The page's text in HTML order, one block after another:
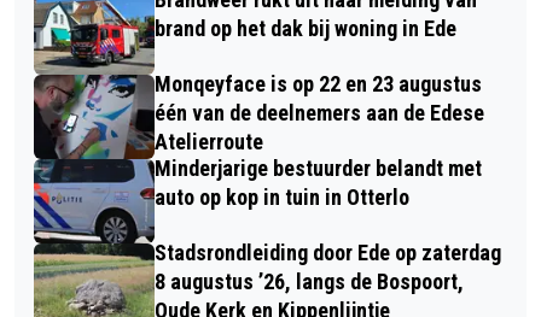
KINDERMIDDAGEN!
brand op het dak bij woning in Ede
Monqeyface is op 22 en 23 augustus
één van de deelnemers aan de Edese
Atelierroute
Minderjarige bestuurder belandt met
auto op kop in tuin in Otterlo
Stadsrondleiding door Ede op zaterdag
8 augustus ’26, langs de Bospoort,
Oude Kerk en Kippenlijntje